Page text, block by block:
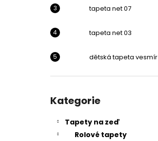
tapeta net 07
tapeta net 03
dětská tapeta vesmír
kategorie
Kategorie
Tapety na zeď
Rolové tapety